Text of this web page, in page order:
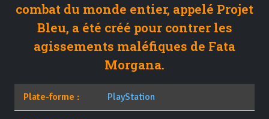
combat du monde entier, appelé Projet
Bleu, a été créé pour contrer les
agissements maléfiques de Fata
Morgana.
Plate-forme : PlayStation